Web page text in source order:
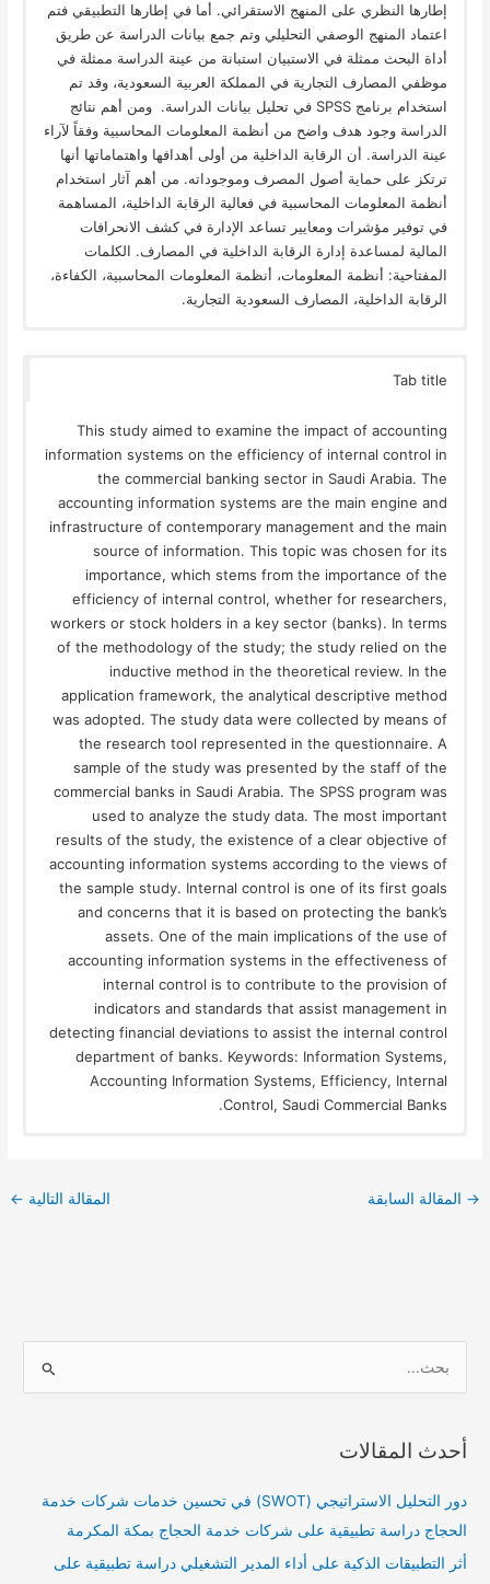
إطارها النظري على المنهج الاستقرائي. أما في إطارها التطبيقي فتم
اعتماد المنهج الوصفي التحليلي وتم جمع بيانات الدراسة عن طريق
أداة البحث ممثلة في الاستبيان استبانة من عينة الدراسة ممثلة في
موظفي المصارف التجارية في المملكة العربية السعودية، وقد تم
استخدام برنامج SPSS في تحليل بيانات الدراسة. ومن أهم نتائج
الدراسة وجود هدف واضح من أنظمة المعلومات المحاسبية وفقاً لآراء
عينة الدراسة. أن الرقابة الداخلية من أولى أهدافها واهتماماتها أنها
ترتكز على حماية أصول المصرف وموجوداته. من أهم آثار استخدام
أنظمة المعلومات المحاسبية في فعالية الرقابة الداخلية، المساهمة
في توفير مؤشرات ومعايير تساعد الإدارة في كشف الانحرافات
المالية لمساعدة إدارة الرقابة الداخلية في المصارف. الكلمات
المفتاحية: أنظمة المعلومات، أنظمة المعلومات المحاسبية، الكفاءة،
الرقابة الداخلية، المصارف السعودية التجارية.
Tab title
This study aimed to examine the impact of accounting
information systems on the efficiency of internal control in
the commercial banking sector in Saudi Arabia. The
accounting information systems are the main engine and
infrastructure of contemporary management and the main
source of information. This topic was chosen for its
importance, which stems from the importance of the
efficiency of internal control, whether for researchers,
workers or stock holders in a key sector (banks). In terms
of the methodology of the study; the study relied on the
inductive method in the theoretical review. In the
application framework, the analytical descriptive method
was adopted. The study data were collected by means of
the research tool represented in the questionnaire. A
sample of the study was presented by the staff of the
commercial banks in Saudi Arabia. The SPSS program was
used to analyze the study data. The most important
results of the study, the existence of a clear objective of
accounting information systems according to the views of
the sample study. Internal control is one of its first goals
and concerns that it is based on protecting the bank’s
assets. One of the main implications of the use of
accounting information systems in the effectiveness of
internal control is to contribute to the provision of
indicators and standards that assist management in
detecting financial deviations to assist the internal control
department of banks. Keywords: Information Systems,
Accounting Information Systems, Efficiency, Internal
Control, Saudi Commercial Banks.
→ المقالة السابقة المقالة التالية ←
ح
أحدث المقالات
دور التحليل الاستراتيجي (SWOT) في تحسين خدمات شركات خدمة
الحجاج دراسة تطبيقية على شركات خدمة الحجاج بمكة المكرمة
أثر التطبيقات الذكية على أداء المدير التشغيلي دراسة تطبيقية على